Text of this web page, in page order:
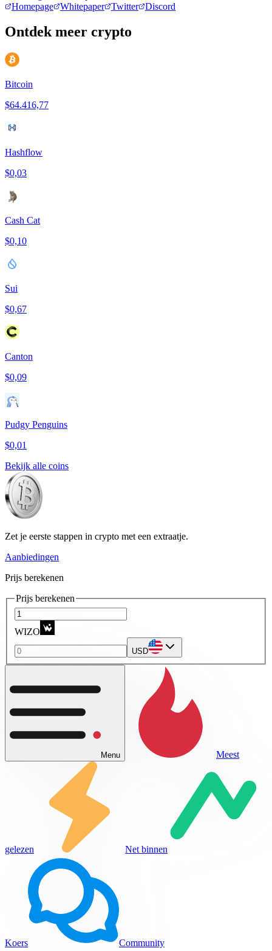
Homepage
Whitepaper Twitter Discord
Ontdek meer crypto
Bitcoin
$64.416,77
Hashflow
$0,03
Cash Cat
$0,10
Sui
$0,67
Canton
$0,09
Pudgy Penguins
$0,01
Bekijk alle coins
Zet je eerste stappen in crypto met een extraatje.
Aanbiedingen
Prijs berekenen
Prijs berekenen
WIZO
USD
Menu Meest
gelezen Net binnen
Koers Community